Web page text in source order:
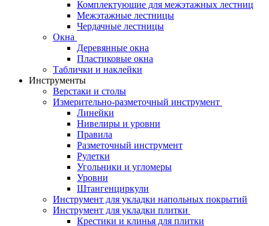
Комплектующие для межэтажных лестниц
Межэтажные лестницы
Чердачные лестницы
Окна
Деревянные окна
Пластиковые окна
Таблички и наклейки
Инструменты
Верстаки и столы
Измерительно-разметочный инструмент
Линейки
Нивелиры и уровни
Правила
Разметочный инструмент
Рулетки
Угольники и угломеры
Уровни
Штангенциркули
Инструмент для укладки напольных покрытий
Инструмент для укладки плитки
Крестики и клинья для плитки